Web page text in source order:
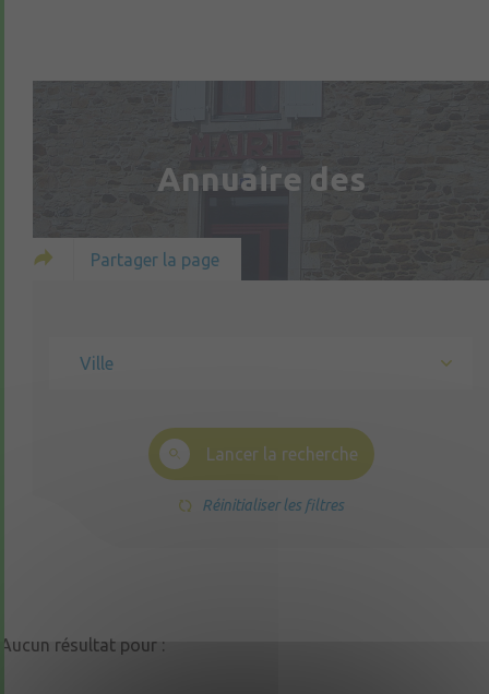
Annuaire des
Partager la page
Ville
Lancer la recherche
Réinitialiser les filtres
Aucun résultat pour :